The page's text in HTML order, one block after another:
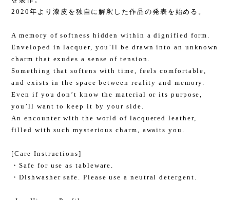
2020年より漆皮を独自に解釈した作品の発表を始める。
A memory of softness hidden within a dignified form.
Enveloped in lacquer, you’ll be drawn into an unknown
charm that exudes a sense of tension.
Something that softens with time, feels comfortable,
and exists in the space between reality and memory.
Even if you don’t know the material or its purpose,
you’ll want to keep it by your side.
An encounter with the world of lacquered leather,
filled with such mysterious charm, awaits you.
[Care Instructions]
・Safe for use as tableware.
・Dishwasher safe. Please use a neutral detergent.